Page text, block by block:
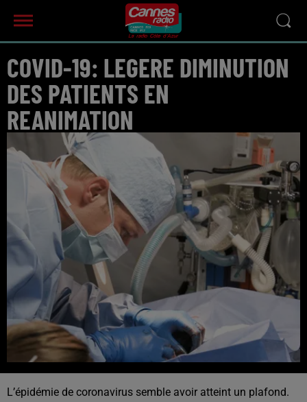
COVID-19: LEGERE DIMINUTION
DES PATIENTS EN
REANIMATION
L’épidémie de coronavirus semble avoir atteint un plafond.